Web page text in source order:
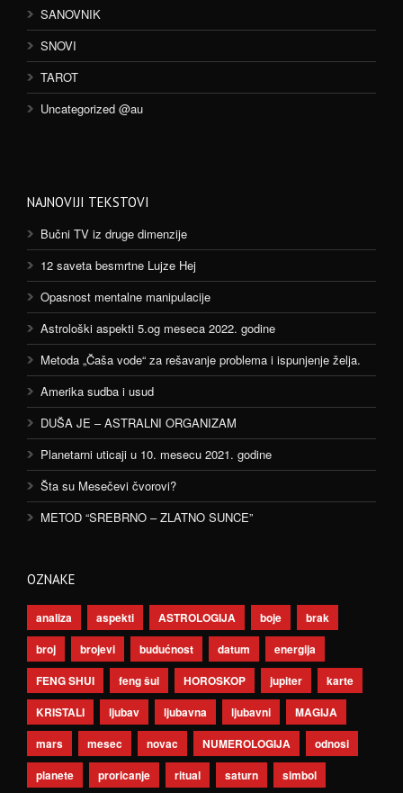
SANOVNIK
SNOVI
TAROT
Uncategorized @au
NAJNOVIJI TEKSTOVI
Bučni TV iz druge dimenzije
12 saveta besmrtne Lujze Hej
Opasnost mentalne manipulacije
Astrološki aspekti 5.og meseca 2022. godine
Metoda „Čaša vode“ za rešavanje problema i ispunjenje želja.
Amerika sudba i usud
DUŠA JE – ASTRALNI ORGANIZAM
Planetarni uticaji u 10. mesecu 2021. godine
Šta su Mesečevi čvorovi?
METOD “SREBRNO – ZLATNO SUNCE”
OZNAKE
analiza aspekti ASTROLOGIJA boje
brak
broj
brojevi budućnost datum
energija
FENG SHUI
feng šui HOROSKOP jupiter
karte
KRISTALI
ljubav ljubavna ljubavni
MAGIJA
mars
mesec novac NUMEROLOGIJA
odnosi
planete
proricanje ritual saturn simbol